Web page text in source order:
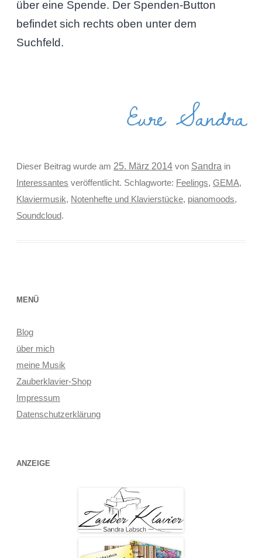
über eine Spende. Der Spenden-Button
befindet sich rechts oben unter dem
Suchfeld.
Eure Sandra
Dieser Beitrag wurde am 25. März 2014von Sandrain
Interessantes veröffentlicht. Schlagworte: Feelings, GEMA,
Klaviermusik, Notenhefte und Klavierstücke, pianomoods,
Soundcloud.
MENÜ
Blog
über mich
meine Musik
Zauberklavier-Shop
Impressum
Datenschutzerklärung
ANZEIGE